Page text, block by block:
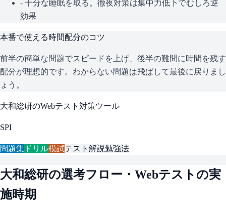
- 十分な睡眠を取る。徹夜対策は集中力低下でむしろ逆
効果
本番で使える時間配分のコツ
前半の簡単な問題でスピードを上げ、後半の難問に時間を残す
配分が理想的です。わからない問題は飛ばして最後に戻りまし
ょう。
大和総研のWebテスト対策ツール
SPI
問題集 ドリル模試テスト解説勉強法
大和総研の選考フロー・Webテストの実
施時期